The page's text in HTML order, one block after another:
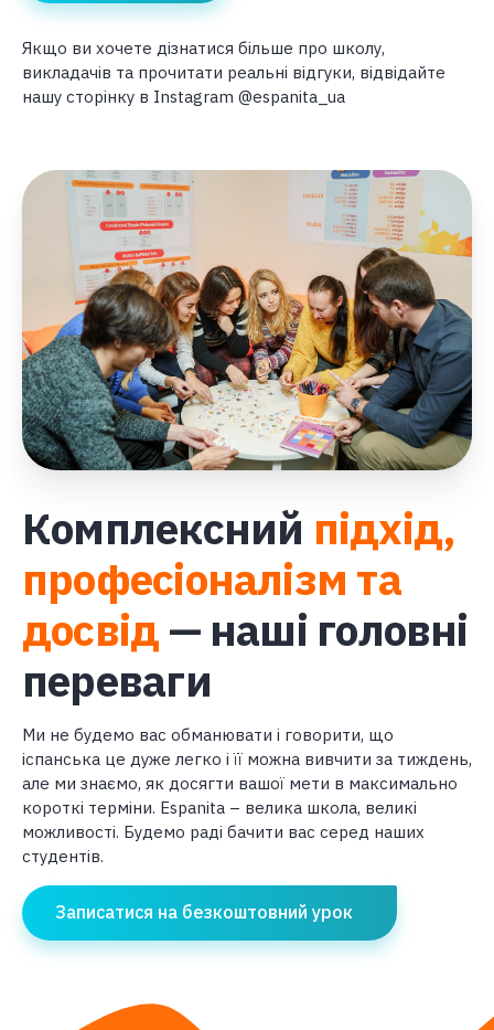
Якщо ви хочете дізнатися більше про школу,
викладачів та прочитати реальні відгуки, відвідайте
нашу сторінку в Instagram @espanita_ua
Комплексний підхід,
професіоналізм та
досвід— наші головні
переваги
Ми не будемо вас обманювати і говорити, що
іспанська це дуже легко і її можна вивчити за тиждень,
але ми знаємо, як досягти вашої мети в максимально
короткі терміни. Espanita – велика школа, великі
можливості. Будемо раді бачити вас серед наших
студентів.
Записатися на безкоштовний урок